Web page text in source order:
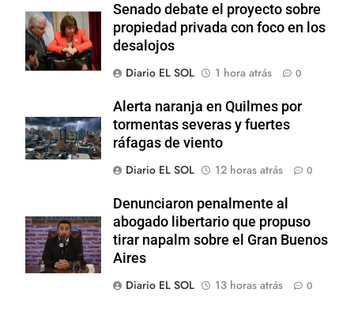
Senado debate el proyecto sobre
propiedad privada con foco en los
desalojos
Diario EL SOL
1 hora atrás 0
Alerta naranja en Quilmes por
tormentas severas y fuertes
ráfagas de viento
Diario EL SOL
12 horas atrás 0
Denunciaron penalmente al
abogado libertario que propuso
tirar napalm sobre el Gran Buenos
Aires
Diario EL SOL
13 horas atrás 0